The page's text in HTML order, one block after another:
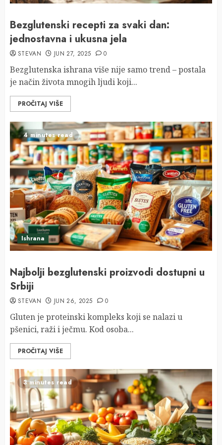
Bezglutenski recepti za svaki dan:
jednostavna i ukusna jela
STEVAN JUN 27, 2025 0
Bezglutenska ishrana više nije samo trend – postala
je način života mnogih ljudi koji...
PROČITAJ VIŠE
4 minutes read
Ishrana
Najbolji bezglutenski proizvodi dostupni u
Srbiji
STEVAN JUN 26, 2025 0
Gluten je proteinski kompleks koji se nalazi u
pšenici, raži i ječmu. Kod osoba...
PROČITAJ VIŠE
3 minutes read